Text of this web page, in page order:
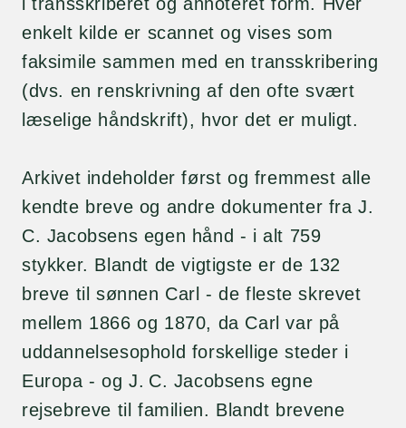
enkelt kilde er scannet og vises som
faksimile sammen med en transskribering
(dvs. en renskrivning af den ofte svært
læselige håndskrift), hvor det er muligt.
Arkivet indeholder først og fremmest alle
kendte breve og andre dokumenter fra J.
C. Jacobsens egen hånd - i alt 759
stykker. Blandt de vigtigste er de 132
breve til sønnen Carl - de fleste skrevet
mellem 1866 og 1870, da Carl var på
uddannelsesophold forskellige steder i
Europa - og J. C. Jacobsens egne
rejsebreve til familien. Blandt brevene